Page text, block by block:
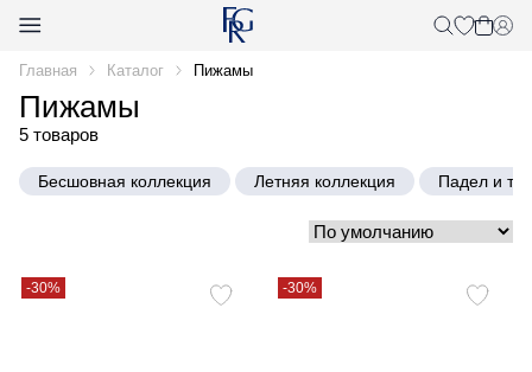
Главная Каталог Пижамы
Пижамы
5 товаров
Бесшовная коллекция Летняя коллекция Падел и
-30% -30%